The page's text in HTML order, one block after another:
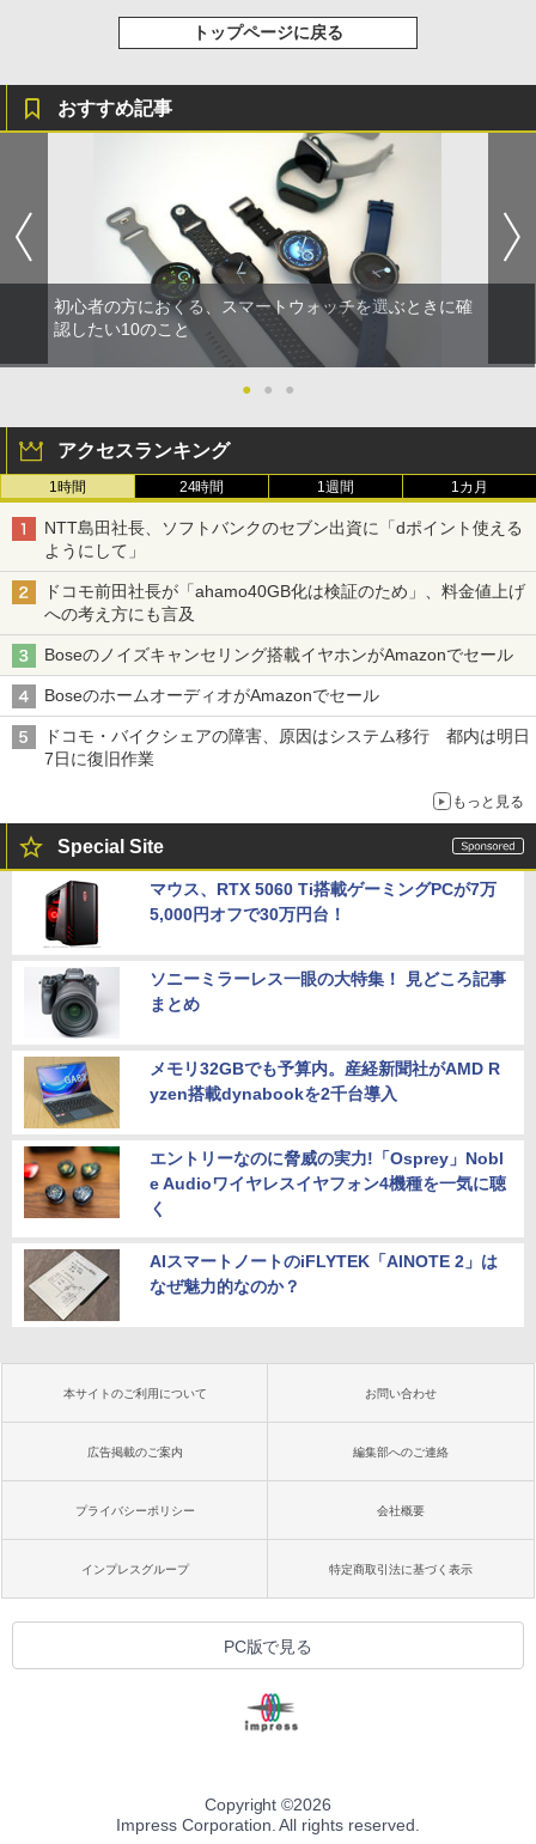
トップページに戻る
おすすめ記事
初心者の方におくる、スマートウォッチを選ぶときに確
認したい10のこと
● ● ●
アクセスランキング
1時間 24時間 1週間 1カ月
NTT島田社長、ソフトバンクのセブン出資に「dポイント使える
ようにして」
ドコモ前田社長が「ahamo40GB化は検証のため」、料金値上げ
への考え方にも言及
Boseのノイズキャンセリング搭載イヤホンがAmazonでセール
BoseのホームオーディオがAmazonでセール
ドコモ・バイクシェアの障害、原因はシステム移行 都内は明日
7日に復旧作業
もっと見る
Special Site
マウス、RTX 5060 Ti搭載ゲーミングPCが7万
5,000円オフで30万円台！
ソニーミラーレス一眼の大特集！ 見どころ記事
まとめ
メモリ32GBでも予算内。産経新聞社がAMD R
yzen搭載dynabookを2千台導入
エントリーなのに脅威の実力!「Osprey」Nobl
e Audioワイヤレスイヤフォン4機種を一気に聴
く
AIスマートノートのiFLYTEK「AINOTE 2」は
なぜ魅力的なのか？
本サイトのご利用について お問い合わせ
広告掲載のご案内 編集部へのご連絡
プライバシーポリシー 会社概要
インプレスグループ 特定商取引法に基づく表示
PC版で見る
Copyright ©2026
Impress Corporation. All rights reserved.